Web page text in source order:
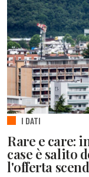
I DATI
Rare e care:
case è salito
l'offerta